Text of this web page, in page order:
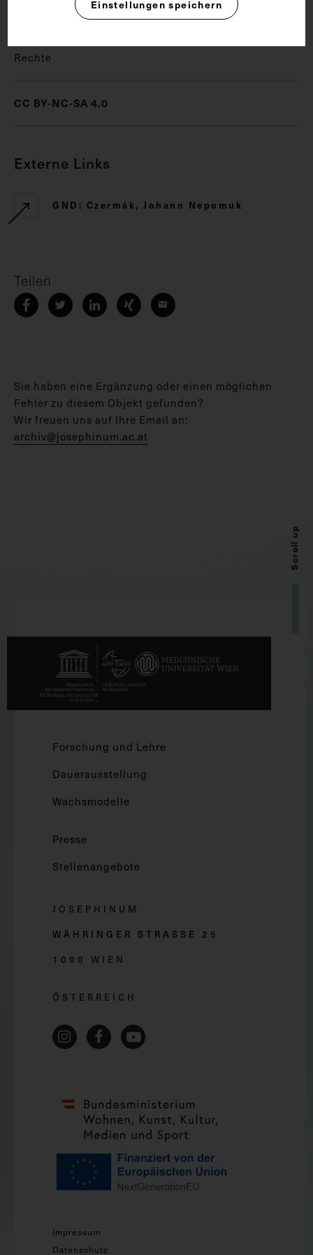
Laryngoskopie
Rechte
CC BY-NC-SA 4.0
Externe Links
GND: Czermák, Johann Nepomuk
Teilen
Sie haben eine Ergänzung oder einen möglichen
Fehler zu diesem Objekt gefunden?
Wir freuen uns auf Ihre Email an:
archiv@josephinum.ac.at
Scroll up
Forschung und Lehre
Dauerausstellung
Wachsmodelle
Presse
Stellenangebote
JOSEPHINUM
WÄHRINGER STRASSE 2 5
1090 WIEN
ÖSTERREICH
Impressum
Datenschutz
Einstellungen speichern